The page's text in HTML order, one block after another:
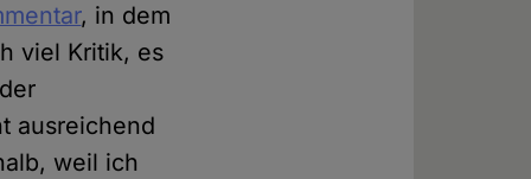
, in dem
viel Kritik, es
ausreichend
weil ich